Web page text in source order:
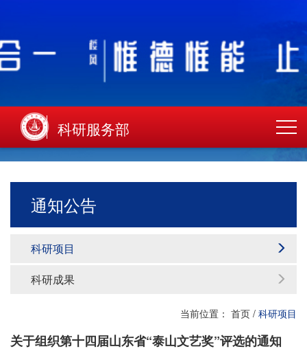
科研服务部
通知公告
科研项目
科研成果
当前位置： 首页 / 科研项目
关于组织第十四届山东省“泰山文艺奖”评选的通知